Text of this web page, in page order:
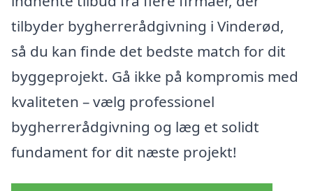
tilbyder bygherrerådgivning i Vinderød,
så du kan finde det bedste match for dit
byggeprojekt. Gå ikke på kompromis med
kvaliteten – vælg professionel
bygherrerådgivning og læg et solidt
fundament for dit næste projekt!